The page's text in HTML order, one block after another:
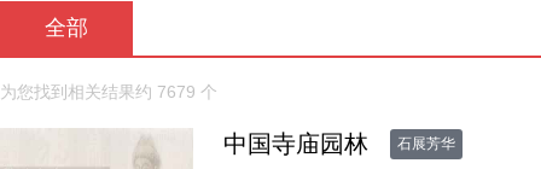
全部
为您找到相关结果约 7679 个
中国寺庙园林 石展芳华